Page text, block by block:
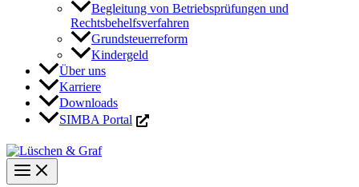
Begleitung von Betriebsprüfungen und
Rechtsbehelfsverfahren
Grundsteuerreform
Kindergeld
Über uns
Karriere
Downloads
SIMBA Portal